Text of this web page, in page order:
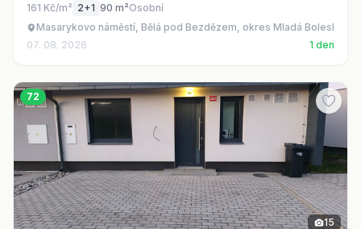
161 Kč/m² 2+1 90 m²Osobní
Masarykovo náměstí, Bělá pod Bezdězem, okres Mladá Boleslav
07. 08. 2026
1 den
72
15